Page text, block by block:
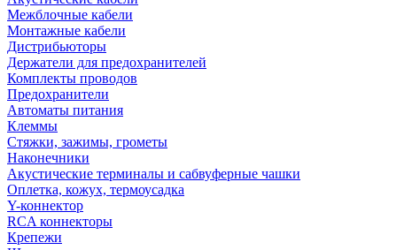
Межблочные кабели
Монтажные кабели
Дистрибьюторы
Держатели для предохранителей
Комплекты проводов
Предохранители
Автоматы питания
Клеммы
Стяжки, зажимы, грометы
Наконечники
Акустические терминалы и сабвуферные чашки
Оплетка, кожух, термоусадка
Y-коннектор
RCA коннекторы
Крепежи